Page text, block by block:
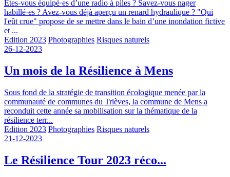
Êtes-vous équipé·es d’une radio à piles ? Savez-vous nager
habillé·es ? Avez-vous déjà aperçu un renard hydraulique ? "Qui
l'eût crue" propose de se mettre dans le bain d’une inondation fictive
et ...
Edition 2023 Photographies Risques naturels
26-12-2023
Un mois de la Résilience à Mens
Sous fond de la stratégie de transition écologique menée par la
communauté de communes du Trièves, la commune de Mens a
reconduit cette année sa mobilisation sur la thématique de la
résilience terr...
Edition 2023 Photographies Risques naturels
21-12-2023
Le Résilience Tour 2023 réco...